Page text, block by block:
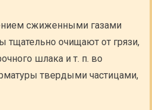
сжиженными газами
тщательно очищают от грязи,
шлака и т. п. во
твердыми частицами,